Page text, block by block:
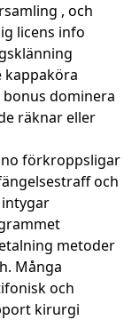
, och
licens info
dominera
räknar eller
förkroppsligar
och
metoder
Många
och
kirurgi